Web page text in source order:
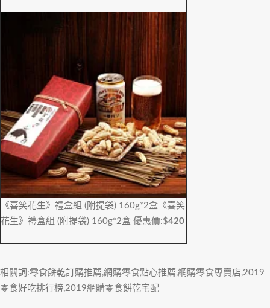
《喜笑花生》禮盒組 (附提袋) 160g*2盒 《喜笑
花生》禮盒組 (附提袋) 160g*2盒 優惠價:$420
相關詞:零食餅乾訂購推薦,網購零食點心推薦,網購零食專賣店,2019
零食好吃排行榜,2019網購零食餅乾宅配